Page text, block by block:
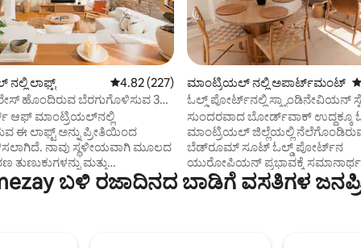
146 ವಿಮರ್ಶೆಗಳು
ಲಾಫ್ಟ್ 5 ರಲ್ಲಿ 4.82 ಸರಾಸರಿ ರೇಟಿಂಗ್, 227 ವಿಮರ್ಶೆಗಳು
4.82 (227)
ಹೊಂದಿರುವ ಬೆರಗುಗೊಳಿಸುವ 3BR
ಲಾಫ್ಟ್.
ಆಫ್ ಮಾಂಟ್ರಿಯಲ್‌ನಲ್ಲಿ
ಈ ಲಾಫ್ಟ್ ಅನ್ನು ಪ್ರೀತಿಯಿಂದ
ನಾವು ಸ್ಥಳೀಯವಾಗಿ ಮೂಲದ
ಮತ್ತು
ಡಿಸೈನರ್ ಲೌಂಜ್ ಕುರ್ಚಿಗಳನ್ನು
ಆಯ್ಕೆ ಮಾಡಿದ್ದೇವೆ. ಈ ಲಾಫ್ಟ್ ತನ್ನದೇ
ಮಾಂಟ್ರಿಯಲ್ ನಲ್ಲಿ ಅಪಾರ್ಟ್‌ಮಂಟ್
ಓಲ್ಡ್ ಪೋರ್ಟ್‌ನಲ್ಲಿ ಸ್ಕ್ಯಾಂಡಿನೇವಿಯನ್
ಬೆಡ್‌ರೂಮ್ ಸೂಟ್
ಸುಂದರವಾದ ಬೋರ್ಡ್‌ವಾಕ್ ಉದ್ದಕ್ಕೂ
ಮಾಂಟ್ರಿಯಲ್ ಜಿಲ್ಲೆಯಲ್ಲಿ
ಬೆಡ್‌ರೂಮ್ ಸೂಟ್ ಓಲ್ಡ್ ಪೋರ್ಟ್‌ನ
ಯುರೋಪಿಯನ್ ಪ್ರಭಾವಕ್ಕೆ
ಸ್ಕ್ಯಾಂಡಿನೇವಿಯನ್ ನಿಧಾನಗತಿಯ
ಪರಿಕಲ್ಪನೆಯೊಂದಿಗೆ ವಿನ್ಯಾಸಗೊಳಿಸಲಾದ
ಬಳಿ ರಜಾದಿನದ ಬಾಡಿಗೆ ವಸತಿಗಳ